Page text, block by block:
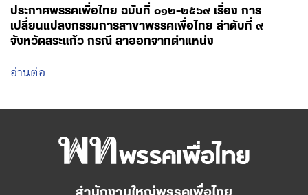
ประกาศพรรคเพื่อไทย ฉบับที่ ๐๑๒-๒๕๖๙ เรื่อง การ
เปลี่ยนแปลงกรรมการสาขาพรรคเพื่อไทย ลำดับที่ ๙
จังหวัดสระแก้ว กรณี ลาออกจากตำแหน่ง
อ่านต่อ